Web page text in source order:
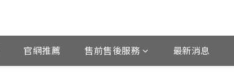
官網推薦 售前售後服務 最新消息